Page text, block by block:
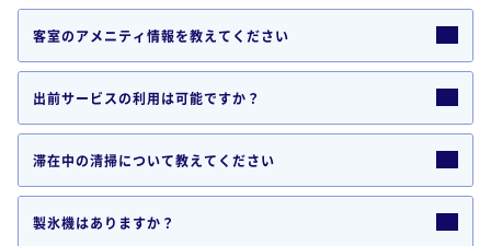
客室のアメニティ情報を教えてください
出前サービスの利用は可能ですか？
滞在中の清掃について教えてください
製氷機はありますか？